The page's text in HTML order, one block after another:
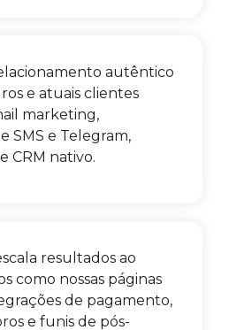
autêntico
e atuais clientes
marketing,
SMS e Telegram,
CRM nativo.
resultados ao
como nossas páginas
de pagamento,
e funis de pós-